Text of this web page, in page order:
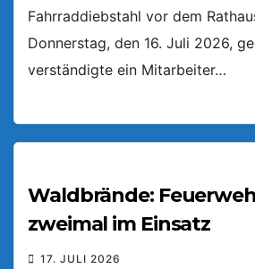
Fahrraddiebstahl vor dem
Donnerstag, den 16. Juli 2026,
verständigte ein Mitarbeiter…
Waldbrände:
zweimal im Einsatz
17. JULI 2026